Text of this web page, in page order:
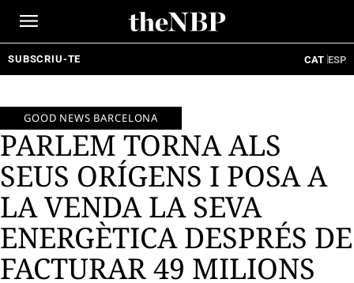
SUBSCRIU-TE CAT ESP
GOOD NEWS BARCELONA
PARLEM TORNA ALS
SEUS ORÍGENS I POSA A
LA VENDA LA SEVA
ENERGÈTICA DESPRÉS DE
FACTURAR 49 MILIONS